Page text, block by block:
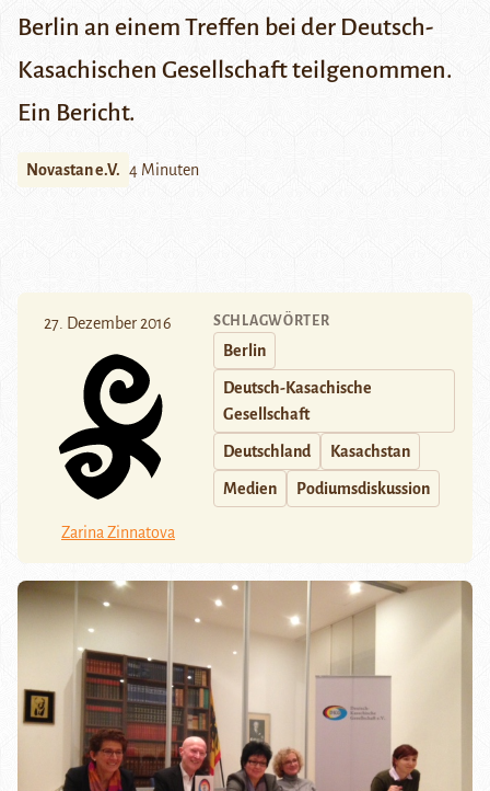
Berlin an einem Treffen bei der Deutsch-
Kasachischen Gesellschaft teilgenommen.
Ein Bericht.
Novastan e.V. 4 Minuten
27. Dezember 2016
Zarina Zinnatova
SCHLAGWÖRTER
Berlin
Deutsch-Kasachische
Gesellschaft
Deutschland Kasachstan
Medien Podiumsdiskussion